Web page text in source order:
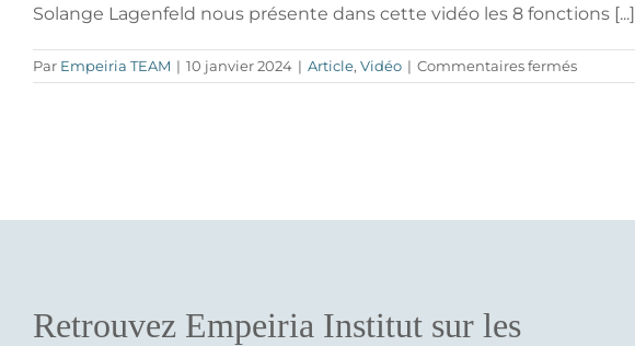
Solange Lagenfeld nous présente dans cette vidéo les 8 fonctions [...]
Par Empeiria TEAM | 10 janvier 2024 | Article, Vidéo | Commentaires ferméssur
Les
Retrouvez Empeiria Institut sur les